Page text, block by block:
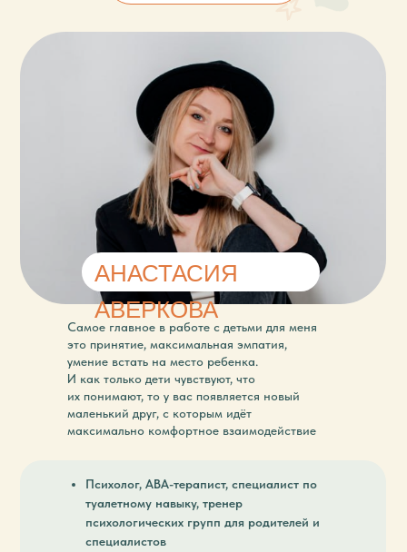
Психолог, АВА-терапист, специалист по
туалетному навыку, тренер
психологических групп для родителей и
специалистов
Самое главное в работе с детьми для меня
это принятие, максимальная эмпатия,
умение встать на место ребенка.
И как только дети чувствуют, что
их понимают, то у вас появляется новый
маленький друг, с которым идёт
максимально комфортное взаимодействие
АНАСТАСИЯ
АВЕРКОВА